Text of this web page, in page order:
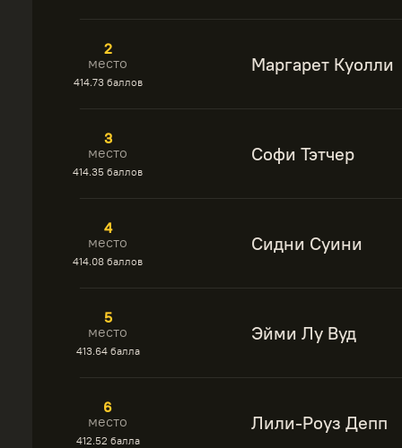
2
место
414.73 баллов
Маргарет Куолли
3
место
414.35 баллов
Софи Тэтчер
4
место
414.08 баллов
Сидни Суини
5
место
413.64 балла
Эйми Лу Вуд
6
место
412.52 балла
Лили-Роуз Депп